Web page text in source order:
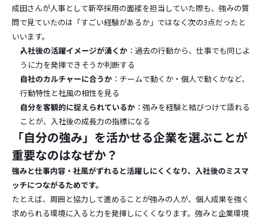
成田さんが人事として新卒採用の面接を担当していた際も、強みの質
問で見ていたのは「すごい経験があるか」ではなく次の3点だったと
いいます。
入社後の活躍イメージが湧くか ：過去の行動から、仕事でも同じよ
うに力を発揮できそうか判断する
自社のカルチャーに合うか ：チームで動くか・個人で動くかなど、
行動特性と社風の相性を見る
自分を客観的に捉えられているか ：強みを経験と結びつけて語れる
ことが、入社後の成長力の指標になる
「自分の強み」を活かせる企業を選ぶことが
重要なのはなぜか？
強みと仕事内容・社風がずれると活躍しにくくなり、入社後のミスマ
ッチにつながるためです。
たとえば、周囲と協力して進めることが強みの人が、個人成果を強く
求められる環境に入ると力を発揮しにくくなります。強みと企業環境